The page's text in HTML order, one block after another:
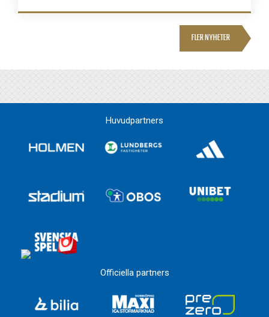
FLER NYHETER
Huvudpartners
Officiella partners